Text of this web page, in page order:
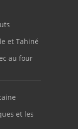
et Tahiné
au four
et les